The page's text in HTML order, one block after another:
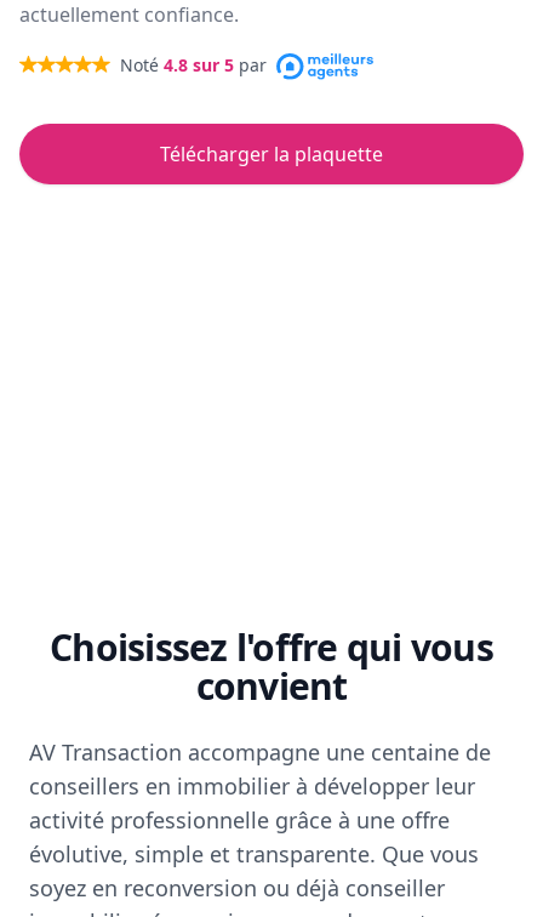
actuellement confiance.
Noté 4.8 sur 5 par
Télécharger la plaquette
Choisissez l'offre qui vous
convient
AV Transaction accompagne une centaine de
conseillers en immobilier à développer leur
activité professionnelle grâce à une offre
évolutive, simple et transparente. Que vous
soyez en reconversion ou déjà conseiller